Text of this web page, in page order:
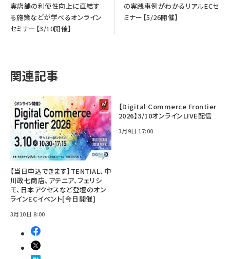
実店舗の利便性向上に直結す
る施策などが学べるオンライン
セミナー【3/10開催】
の実践事例がわかるリアルECセ
ミナー【5/26開催】
関連記事
【当日申込できます】TENTIAL、中
川政七商店、アテニア、フェリシ
モ、日本アクセスなど登壇のオン
ラインECイベント[今日開催]
3月10日 8:00
【Digital Commerce Frontier
2026】3/10オンラインLIVE配信
3月9日 17:00